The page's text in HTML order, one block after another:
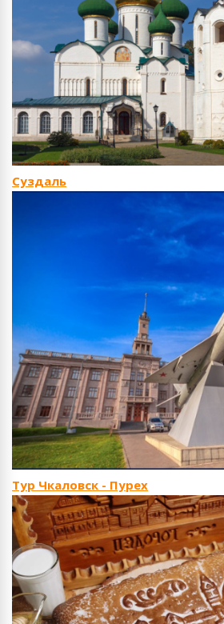
Суздаль
Тур Чкаловск - Пурех